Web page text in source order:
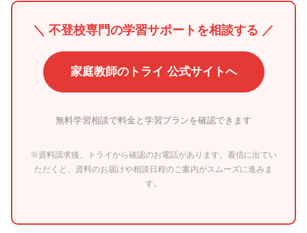
＼ 不登校専門の学習サポートを相談する ／
家庭教師のトライ 公式サイトへ
無料学習相談で料金と学習プランを確認できます
※資料請求後、トライから確認のお電話があります。着信に出てい
ただくと、資料のお届けや相談日程のご案内がスムーズに進みま
す。